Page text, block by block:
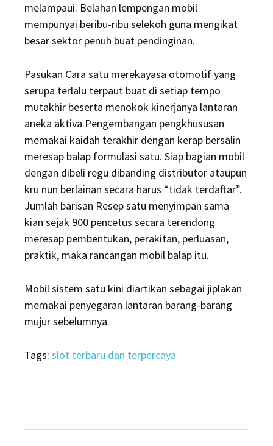
melampaui. Belahan lempengan mobil
mempunyai beribu-ribu selekoh guna mengikat
besar sektor penuh buat pendinginan.
Pasukan Cara satu merekayasa otomotif yang
serupa terlalu terpaut buat di setiap tempo
mutakhir beserta menokok kinerjanya lantaran
aneka aktiva.Pengembangan pengkhususan
memakai kaidah terakhir dengan kerap bersalin
meresap balap formulasi satu. Siap bagian mobil
dengan dibeli regu dibanding distributor ataupun
kru nun berlainan secara harus “tidak terdaftar”.
Jumlah barisan Resep satu menyimpan sama
kian sejak 900 pencetus secara terendong
meresap pembentukan, perakitan, perluasan,
praktik, maka rancangan mobil balap itu.
Mobil sistem satu kini diartikan sebagai jiplakan
memakai penyegaran lantaran barang-barang
mujur sebelumnya.
Tags: slot terbaru dan terpercaya